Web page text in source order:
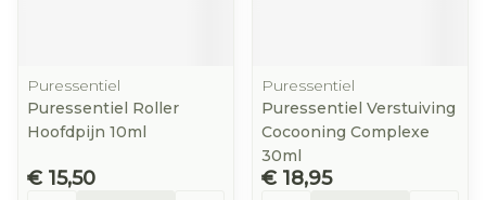
Puressentiel
Puressentiel Roller
Hoofdpijn 10ml
€ 15,50
Puressentiel
Puressentiel Verstuiving
Cocooning Complexe
30ml
€ 18,95